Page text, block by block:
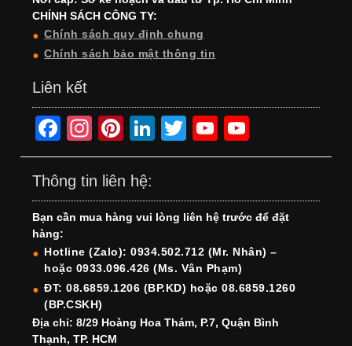
CHÍNH SÁCH CÔNG TY:
Chính sách quy định chung
Chính sách bảo mật thông tin
Liên kết
F
a
c
e
b
o
o
k
In
st
a
gr
a
m
Pi
nt
er
e
st
Li
n
e
dI
n
T
wi
er
Y
o
T
u
b
e
o
T
u
b
e
h
Thông tin liên hệ:
Bạn cần mua hàng vui lòng liên hệ trước để đặt
hàng:
Hotline (Zalo): 0934.502.712 (Mr. Nhân) –
hoặc 0933.096.426 (Ms. Vân Phạm)
ĐT: 08.6859.1206 (BP.KD) hoặc 08.6859.1260
(BP.CSKH)
Địa chỉ: 8/29 Hoàng Hoa Thám, P.7, Quận Bình
Thạnh, TP. HCM